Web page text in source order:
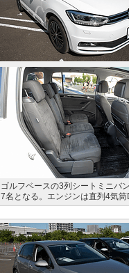
ゴルフベースの3列シートミニバ
7名となる。エンジンは直列4気